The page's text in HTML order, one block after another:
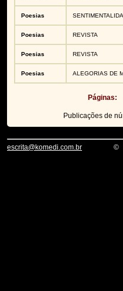
Poesias
Poesias REVISTA
Poesias REVISTA
Poesias ALEGORIAS DE
Páginas:
Publicações de
escrita@komedi.com.br ©